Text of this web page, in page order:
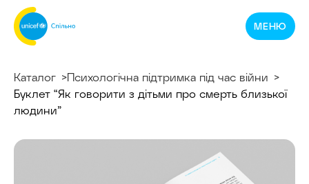
Спільнотека
ЮНІСЕФ
Україна
МЕНЮ
Каталог
Психологічна підтримка під час війни
Буклет “Як говорити з дітьми про смерть близької
людини”